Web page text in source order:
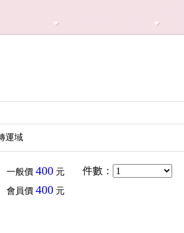
運域
一般價 400元
會員價 400元
件數 ：